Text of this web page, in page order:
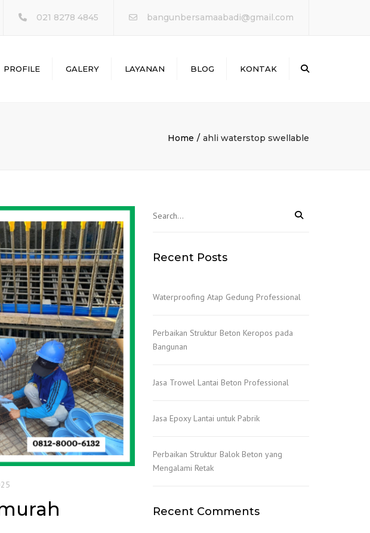
021 8278 4845 bangunbersamaabadi@gmail.com
PROFILE GALERY LAYANAN BLOG KONTAK
Home ahli waterstop swellable
Recent Posts
Waterproofing Atap Gedung Professional
Perbaikan Struktur Beton Keropos pada
Bangunan
Jasa Trowel Lantai Beton Professional
Jasa Epoxy Lantai untuk Pabrik
Perbaikan Struktur Balok Beton yang
Mengalami Retak
Recent Comments